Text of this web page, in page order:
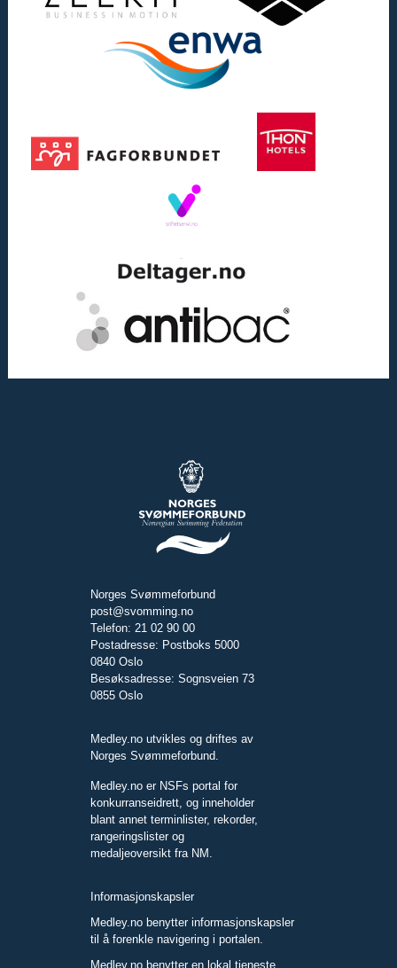
Norges Svømmeforbund
post@svomming.no
Telefon: 21 02 90 00
Postadresse: Postboks 5000
0840 Oslo
Besøksadresse: Sognsveien 73
0855 Oslo
Medley.no utvikles og driftes av
Norges Svømmeforbund.
Medley.no er NSFs portal for
konkurranseidrett, og inneholder
blant annet terminlister, rekorder,
rangeringslister og
medaljeoversikt fra NM.
Informasjonskapsler
Medley.no benytter informasjonskapsler
til å forenkle navigering i portalen.
Medley.no benytter en lokal tjeneste